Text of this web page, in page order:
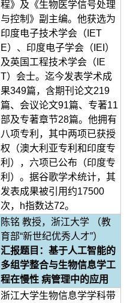
程》及《生物医学信号处理
与控制》副主编。他获选为
印度电子技术学会（IET
E）、印度电子学会（IEI）
及英国工程技术学会（IE
T）会士。迄今发表学术成
果349篇，含期刊论文219
篇、会议论文91篇、专著11
部及专著章节28篇。他拥有
八项专利，其中两项已获授
权（澳大利亚专利和印度专
利），六项已公布（印度专
利）。据谷歌学术统计，其
发表成果被引用约17500
次，h指数达72。
陈铭 教授，浙江大学 （教
育部“新世纪优秀人才”）
汇报题目：基于人工智能的
多组学整合与生物信息学工
程在慢性 病管理中的应用
浙江大学生物信息学学科带